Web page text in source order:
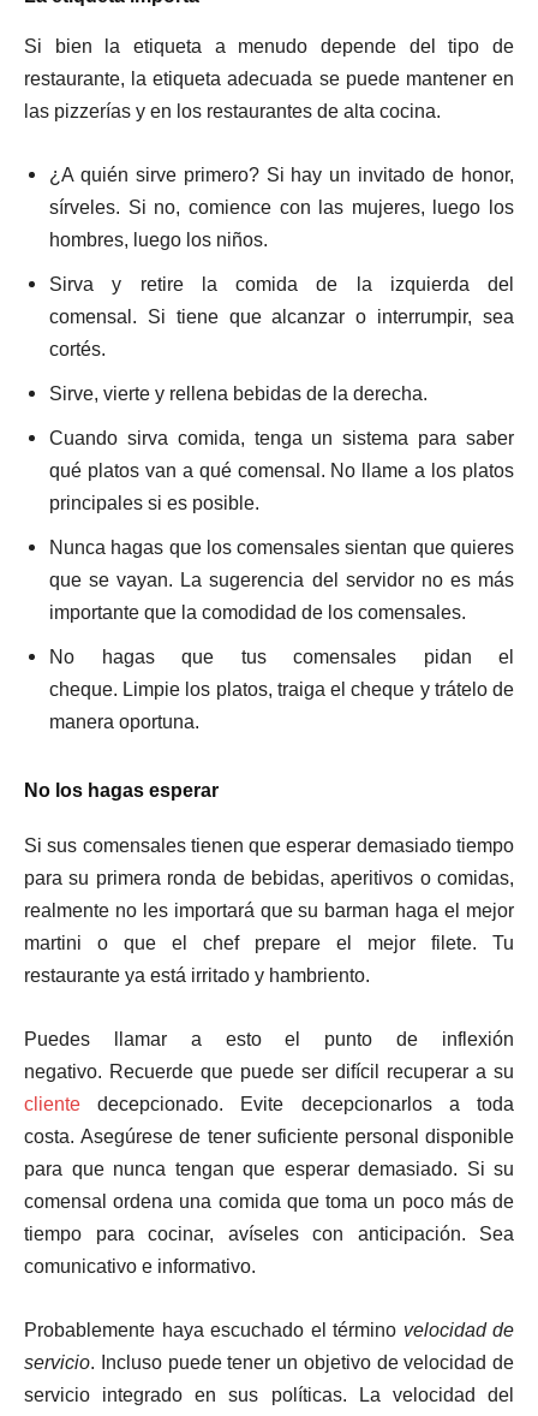
Si bien la etiqueta a menudo depende del tipo de
restaurante, la etiqueta adecuada se puede mantener en
las pizzerías y en los restaurantes de alta cocina.
¿A quién sirve primero? Si hay un invitado de honor,
sírveles. Si no, comience con las mujeres, luego los
hombres, luego los niños.
Sirva y retire la comida de la izquierda del
comensal. Si tiene que alcanzar o interrumpir, sea
cortés.
Sirve, vierte y rellena bebidas de la derecha.
Cuando sirva comida, tenga un sistema para saber
qué platos van a qué comensal. No llame a los platos
principales si es posible.
Nunca hagas que los comensales sientan que quieres
que se vayan. La sugerencia del servidor no es más
importante que la comodidad de los comensales.
No hagas que tus comensales pidan el
cheque. Limpie los platos, traiga el cheque y trátelo de
manera oportuna.
No los hagas esperar
Si sus comensales tienen que esperar demasiado tiempo
para su primera ronda de bebidas, aperitivos o comidas,
realmente no les importará que su barman haga el mejor
martini o que el chef prepare el mejor filete. Tu
restaurante ya está irritado y hambriento.
Puedes llamar a esto el punto de inflexión
negativo. Recuerde que puede ser difícil recuperar a su
cliente decepcionado. Evite decepcionarlos a toda
costa. Asegúrese de tener suficiente personal disponible
para que nunca tengan que esperar demasiado. Si su
comensal ordena una comida que toma un poco más de
tiempo para cocinar, avíseles con anticipación. Sea
comunicativo e informativo.
Probablemente haya escuchado el término velocidad de
servicio. Incluso puede tener un objetivo de velocidad de
servicio integrado en sus políticas. La velocidad del